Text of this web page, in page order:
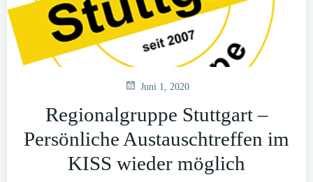
Juni 1, 2020
Regionalgruppe Stuttgart –
Persönliche Austauschtreffen im
KISS wieder möglich